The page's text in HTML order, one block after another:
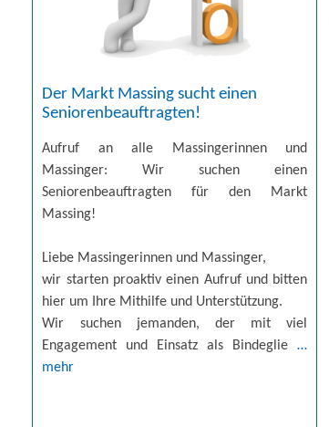
Der Markt Massing sucht einen
Seniorenbeauftragten!
Aufruf an alle Massingerinnen und
Massinger: Wir suchen einen
Seniorenbeauftragten für den Markt
Massing!
Liebe Massingerinnen und Massinger,
wir starten proaktiv einen Aufruf und bitten
hier um Ihre Mithilfe und Unterstützung.
Wir suchen jemanden, der mit viel
Engagement und Einsatz als Bindeglie…
mehr